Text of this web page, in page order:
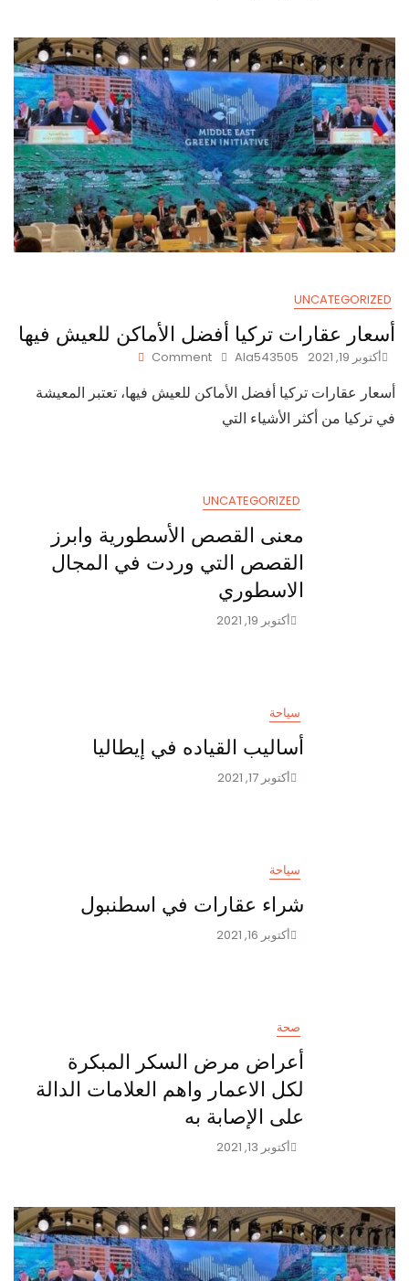
UNCATEGORIZED
أسعار عقارات تركيا أفضل الأماكن للعيش فيها
أكتوبر 19, 2021 Ala543505
Comment
عقارات
أسعار عقارات تركيا أفضل الأماكن للعيش فيها، تعتبر المعيشة
في تركيا من أكثر الأشياء التي
UNCATEGORIZED
معنى القصص الأسطورية وابرز
القصص التي وردت في المجال
الاسطوري
أكتوبر 19, 2021
سياحة
أساليب القياده في إيطاليا
أكتوبر 17, 2021
سياحة
شراء عقارات في اسطنبول
أكتوبر 16, 2021
صحة
أعراض مرض السكر المبكرة
لكل الاعمار واهم العلامات الدالة
على الإصابة به
أكتوبر 13, 2021